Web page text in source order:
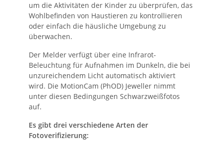
um die Aktivitäten der Kinder zu überprüfen, das
Wohlbefinden von Haustieren zu kontrollieren
oder einfach die häusliche Umgebung zu
überwachen.
Der Melder verfügt über eine Infrarot-
Beleuchtung für Aufnahmen im Dunkeln, die bei
unzureichendem Licht automatisch aktiviert
wird. Die MotionCam (PhOD) Jeweller nimmt
unter diesen Bedingungen Schwarzweißfotos
auf.
Es gibt drei verschiedene Arten der
Fotoverifizierung: